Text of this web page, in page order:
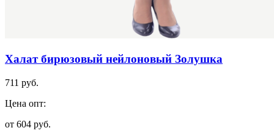
Халат бирюзовый нейлоновый Золушка
711 руб.
Цена опт:
от 604 руб.